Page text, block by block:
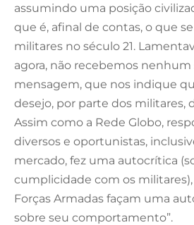
assumindo uma posição
que é, afinal de contas, o que
militares no século 21.
agora, não recebemos
mensagem, que nos indique
desejo, por parte dos militares,
Assim como a Rede Globo,
diversos e oportunistas,
mercado, fez uma autocrítica
cumplicidade com os
Forças Armadas façam uma
sobre seu comportamento”.